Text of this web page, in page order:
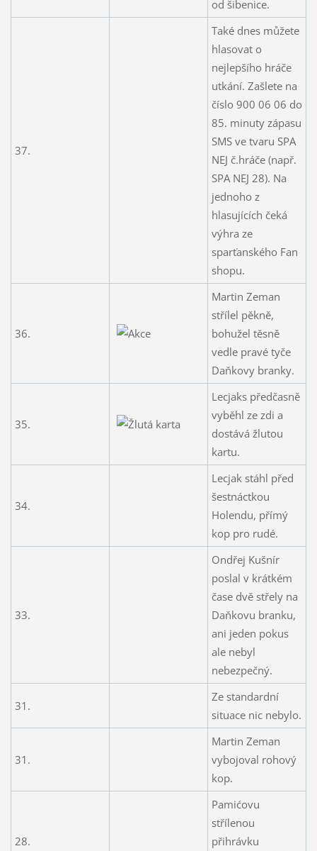
od šibenice.
37.
Také dnes můžete
hlasovat o
nejlepšího hráče
utkání. Zašlete na
číslo 900 06 06 do
85. minuty zápasu
SMS ve tvaru SPA
NEJ č.hráče (např.
SPA NEJ 28). Na
jednoho z
hlasujících čeká
výhra ze
sparťanského Fan
shopu.
36.
Martin Zeman
střílel pěkně,
bohužel těsně
vedle pravé tyče
Daňkovy branky.
35.
Lecjaks předčasně
vyběhl ze zdi a
dostává žlutou
kartu.
34.
Lecjak stáhl před
šestnáctkou
Holendu, přímý
kop pro rudé.
33.
Ondřej Kušnír
poslal v krátkém
čase dvě střely na
Daňkovu branku,
ani jeden pokus
ale nebyl
nebezpečný.
31.
Ze standardní
situace nic nebylo.
31.
Martin Zeman
vybojoval rohový
kop.
28.
Pamićovu
střílenou
přihrávku